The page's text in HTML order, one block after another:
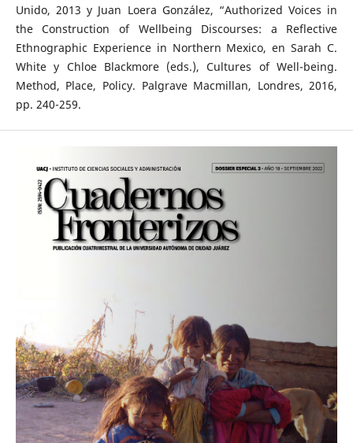
Unido, 2013 y Juan Loera González, “Authorized Voices in
the Construction of Wellbeing Discourses: a Reflective
Ethnographic Experience in Northern Mexico, en Sarah C.
White y Chloe Blackmore (eds.), Cultures of Well-being.
Method, Place, Policy. Palgrave Macmillan, Londres, 2016,
pp. 240-259.